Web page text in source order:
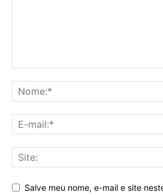
Salve meu nome, e-mail e site